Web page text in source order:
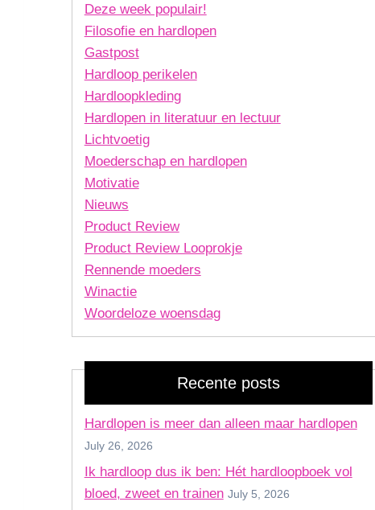
Deze week populair!
Filosofie en hardlopen
Gastpost
Hardloop perikelen
Hardloopkleding
Hardlopen in literatuur en lectuur
Lichtvoetig
Moederschap en hardlopen
Motivatie
Nieuws
Product Review
Product Review Looprokje
Rennende moeders
Winactie
Woordeloze woensdag
Recente posts
Hardlopen is meer dan alleen maar hardlopen
July 26, 2026
Ik hardloop dus ik ben: Hét hardloopboek vol
bloed, zweet en trainen July 5, 2026